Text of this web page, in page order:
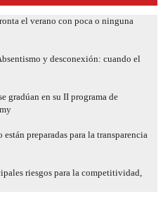
el verano con poca o ninguna
y desconexión: cuando el
gradúan en su II programa de
preparadas para la transparencia
riesgos para la competitividad,